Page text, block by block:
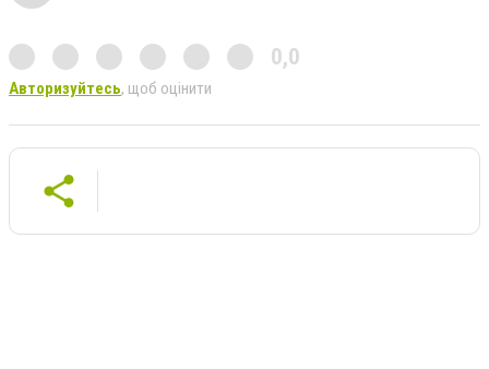
0,0
Авторизуйтесь, щоб оцінити